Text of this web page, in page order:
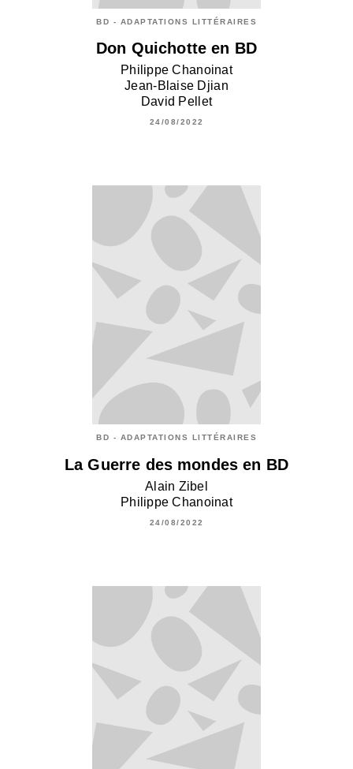
BD - ADAPTATIONS LITTÉRAIRES
Don Quichotte en BD
Philippe Chanoinat
Jean-Blaise Djian
David Pellet
24/08/2022
BD - ADAPTATIONS LITTÉRAIRES
La Guerre des mondes en BD
Alain Zibel
Philippe Chanoinat
24/08/2022